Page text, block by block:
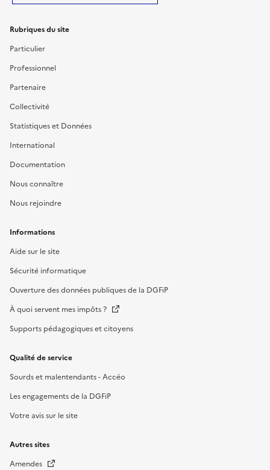
Rubriques du site
Particulier
Professionnel
Partenaire
Collectivité
Statistiques et Données
International
Documentation
Nous connaître
Nous rejoindre
Informations
Aide sur le site
Sécurité informatique
Ouverture des données publiques de la DGFiP
À quoi servent mes impôts ?
Supports pédagogiques et citoyens
Qualité de service
Sourds et malentendants - Accéo
Les engagements de la DGFiP
Votre avis sur le site
Autres sites
Amendes